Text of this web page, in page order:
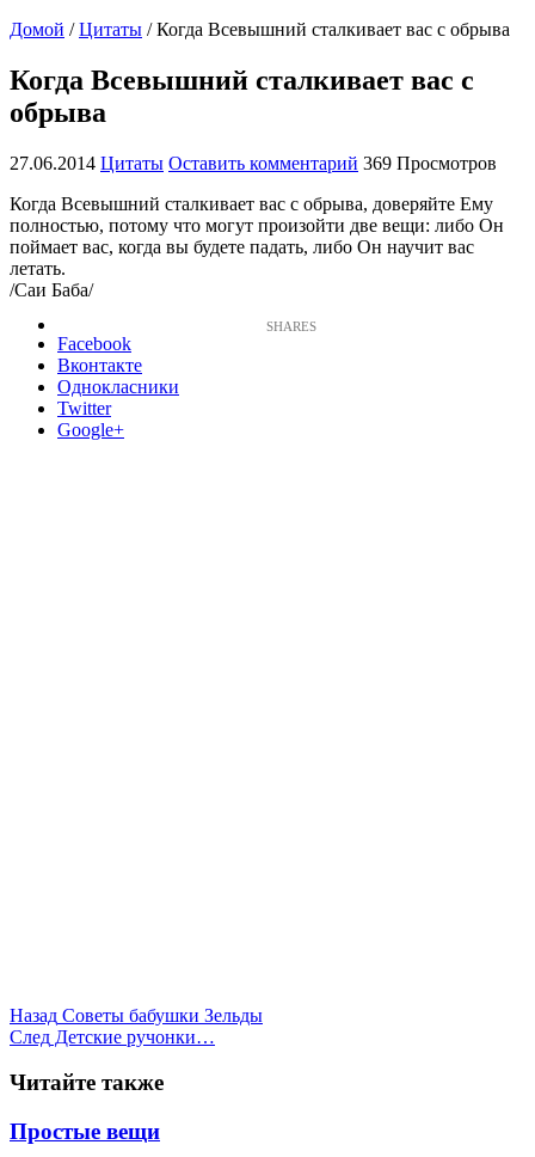
Домой / Цитаты / Когда Всевышний сталкивает вас с обрыва
Когда Всевышний сталкивает вас с
обрыва
27.06.2014 Цитаты Оставить комментарий 369 Просмотров
Когда Всевышний сталкивает вас с обрыва, доверяйте Ему
полностью, потому что могут произойти две вещи: либо Он
поймает вас, когда вы будете падать, либо Он научит вас
летать.
/Саи Баба/
Facebook
Вконтакте
Однокласники
Twitter
Google+
Назад Советы бабушки Зельды
След Детские ручонки…
Читайте также
Простые вещи